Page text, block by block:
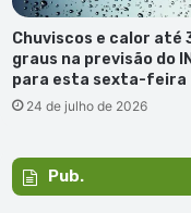
Chuviscos e calor até
graus na previsão do
para esta sexta-feira
24 de julho de 2026
Pub.